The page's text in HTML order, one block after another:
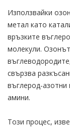
Използвайки
метал като
връзките
молекули.
свързва
въглерод-азотни
амини.
Този процес,